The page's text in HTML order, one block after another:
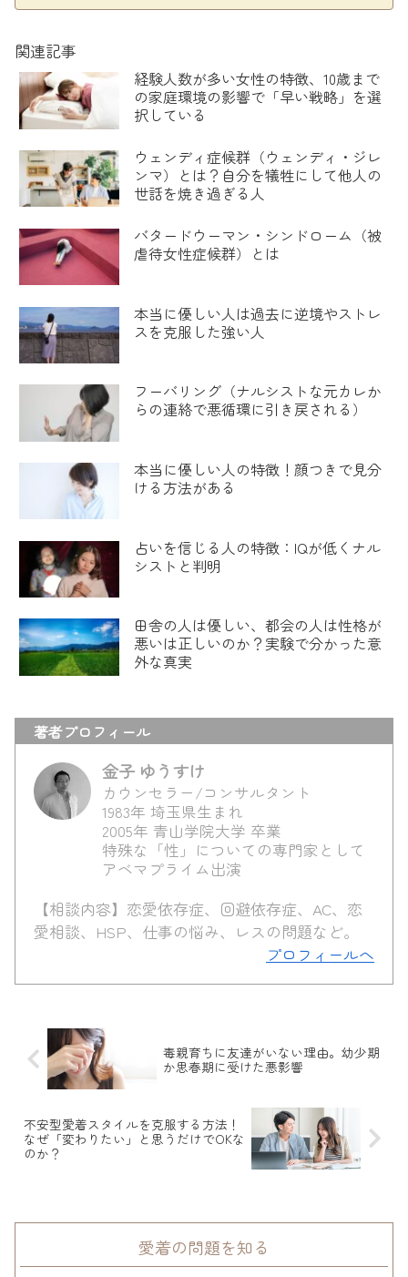
関連記事
経験人数が多い女性の特徴、10歳まで
の家庭環境の影響で「早い戦略」を選
択している
ウェンディ症候群（ウェンディ・ジレ
ンマ）とは？自分を犠牲にして他人の
世話を焼き過ぎる人
バタードウーマン・シンドローム（被
虐待女性症候群）とは
本当に優しい人は過去に逆境やストレ
スを克服した強い人
フーバリング（ナルシストな元カレか
らの連絡で悪循環に引き戻される）
本当に優しい人の特徴！顔つきで見分
ける方法がある
占いを信じる人の特徴：IQが低くナル
シストと判明
田舎の人は優しい、都会の人は性格が
悪いは正しいのか？実験で分かった意
外な真実
著者プロフィール
金子 ゆうすけ
カウンセラー/コンサルタント
1983年 埼玉県生まれ
2005年 青山学院大学 卒業
特殊な「性」についての専門家として
アベマプライム出演
【相談内容】恋愛依存症、回避依存症、AC、恋
愛相談、HSP、仕事の悩み、レスの問題など。
プロフィールへ
毒親育ちに友達がいない理由。幼少期
か思春期に受けた悪影響
不安型愛着スタイルを克服する方法！
なぜ「変わりたい」と思うだけでOKな
のか？
愛着の問題を知る